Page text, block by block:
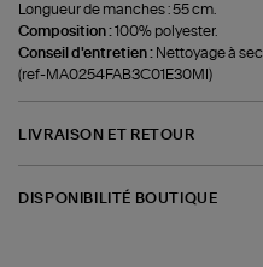
Longueur de manches : 55 cm.
Composition :100% polyester.
Conseil d'entretien : Nettoyage à sec.
(ref-MA0254FAB3C01E30MI)
LIVRAISON ET RETOUR
DISPONIBILITÉ BOUTIQUE